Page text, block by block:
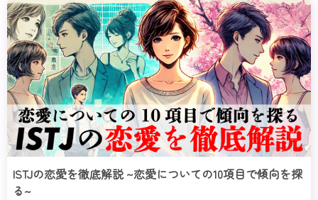
ISTJの恋愛を徹底解説 ~恋愛についての10項目で傾向を探
る~